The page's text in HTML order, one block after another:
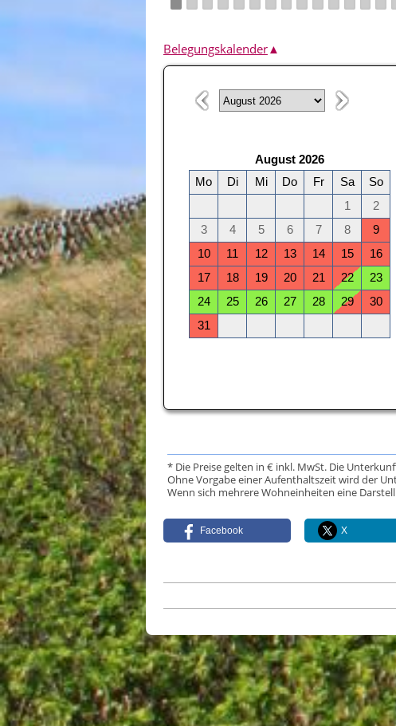
Belegungskalender▲
* Die Preise gelten in € inkl. MwSt. Die
Ohne Vorgabe einer Aufenthaltszeit wird der
Wenn sich mehrere Wohneinheiten eine
Facebook X